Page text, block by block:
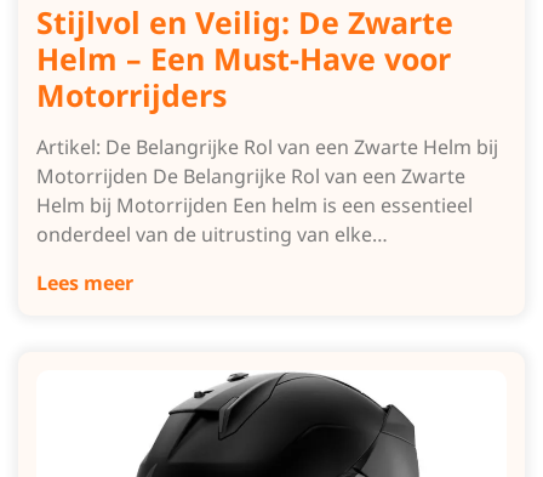
Stijlvol en Veilig: De Zwarte
Helm – Een Must-Have voor
Motorrijders
Artikel: De Belangrijke Rol van een Zwarte Helm bij
Motorrijden De Belangrijke Rol van een Zwarte
Helm bij Motorrijden Een helm is een essentieel
onderdeel van de uitrusting van elke…
Lees meer